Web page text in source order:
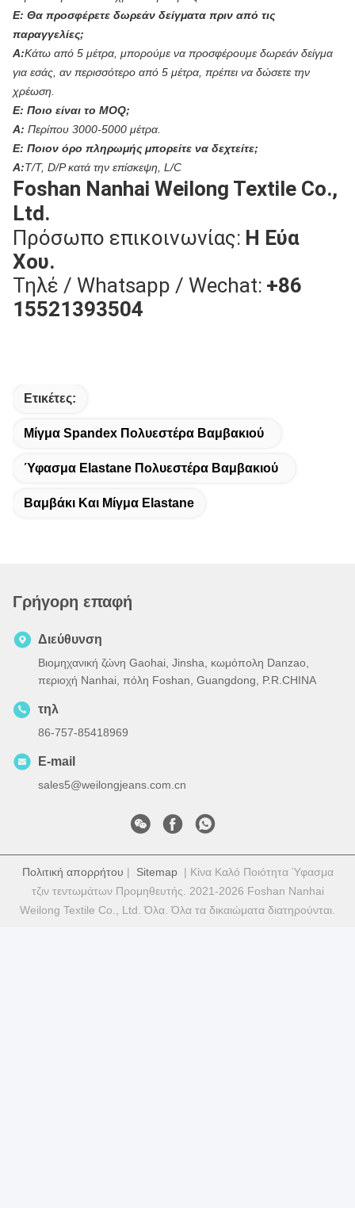
Ε: Θα προσφέρετε δωρεάν δείγματα πριν από τις
παραγγελίες;
Α:Κάτω από 5 μέτρα, μπορούμε να προσφέρουμε δωρεάν δείγμα
για εσάς, αν περισσότερο από 5 μέτρα, πρέπει να δώσετε την
χρέωση.
Ε: Ποιο είναι το MOQ;
Α: Περίπου 3000-5000 μέτρα.
Ε: Ποιον όρο πληρωμής μπορείτε να δεχτείτε;
Α:T/T, D/P κατά την επίσκεψη, L/C
Foshan Nanhai Weilong Textile Co.,
Ltd.
Πρόσωπο επικοινωνίας: Η Εύα
Χου.
Τηλέ / Whatsapp / Wechat: +86
15521393504
Ετικέτες:
Μίγμα Spandex Πολυεστέρα Βαμβακιού
Ύφασμα Elastane Πολυεστέρα Βαμβακιού
Βαμβάκι Και Μίγμα Elastane
Γρήγορη επαφή
Διεύθυνση
Βιομηχανική ζώνη Gaohai, Jinsha, κωμόπολη Danzao,
περιοχή Nanhai, πόλη Foshan, Guangdong, P.R.CHINA
τηλ
86-757-85418969
E-mail
sales5@weilongjeans.com.cn
Πολιτική απορρήτου | Sitemap| Κίνα Καλό Ποιότητα Ύφασμα
τζιν τεντωμάτων Προμηθευτής. 2021-2026 Foshan Nanhai
Weilong Textile Co., Ltd. Όλα. Όλα τα δικαιώματα διατηρούνται.